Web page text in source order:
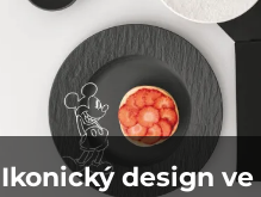
Ikonický design ve